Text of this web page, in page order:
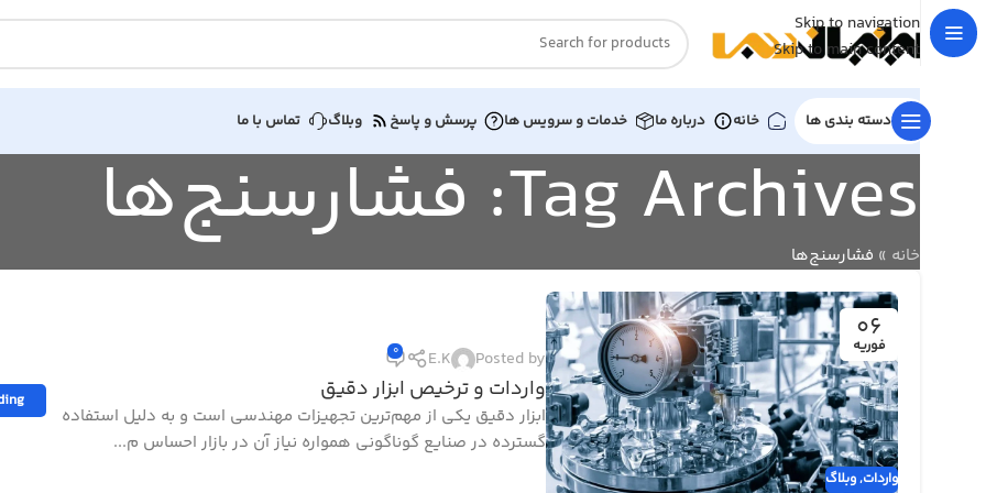
Skip to navigation
Skip to main content
دسته بندی ها خانه درباره ما خدمات و سرویس ها پرسش و پاسخ وبلاگ تماس با ما
Tag Archives: فشارسنج‌ها
خانه » فشارسنج‌ها
06
فوریه
واردات,وبلاگ
Posted by
E.K
0
واردات و ترخیص ابزار دقیق
ابزار دقیق یکی از مهم‌ترین تجهیزات مهندسی است و به دلیل استفاده
گسترده در صنایع گوناگونی همواره نیاز آن در بازار احساس م...